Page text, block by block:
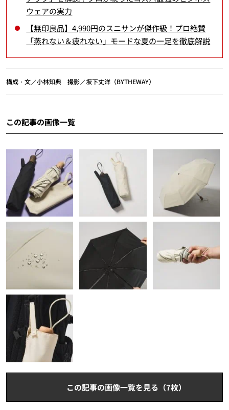
ウェアの実力
【無印良品】4,990円のスニサンが傑作級！プロ絶賛
「蒸れない＆疲れない」モードな夏の一足を徹底解説
構成・文／小林知典 撮影／坂下丈洋（BYTHEWAY）
この記事の画像一覧
この記事の画像一覧を見る（7枚）